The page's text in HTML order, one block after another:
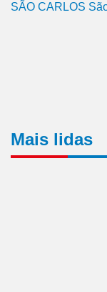
SÃO CARLOS
Mais lidas